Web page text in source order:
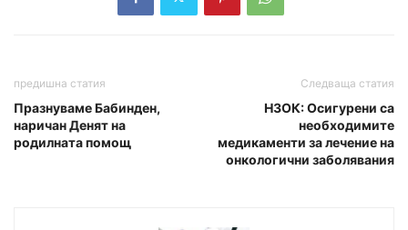
предишна статия
Празнуваме Бабинден,
наричан Денят на
родилната помощ
Следваща статия
НЗОК: Осигурени са
необходимите
медикаменти за лечение на
онкологични заболявания